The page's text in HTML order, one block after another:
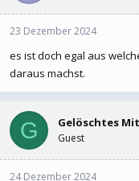
23 Dezember 2024
es ist doch egal aus
daraus machst.
G Gelöschtes
Guest
24 Dezember 2024